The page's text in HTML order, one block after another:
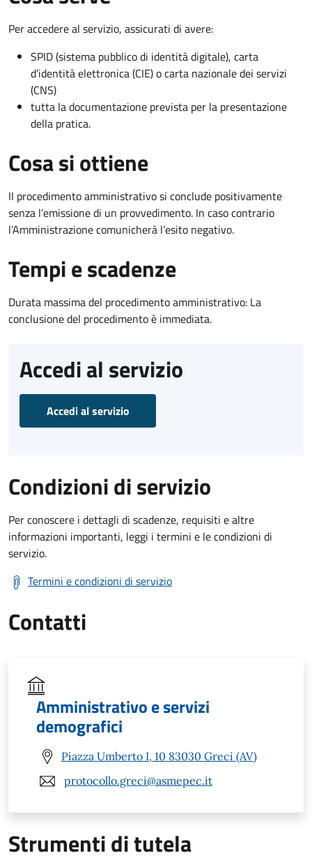
Per accedere al servizio, assicurati di avere:
SPID (sistema pubblico di identità digitale), carta
d’identità elettronica (CIE) o carta nazionale dei servizi
(CNS)
tutta la documentazione prevista per la presentazione
della pratica.
Cosa si ottiene
Il procedimento amministrativo si conclude positivamente
senza l’emissione di un provvedimento. In caso contrario
l’Amministrazione comunicherà l’esito negativo.
Tempi e scadenze
Durata massima del procedimento amministrativo: La
conclusione del procedimento è immediata.
Accedi al servizio
Accedi al servizio
Condizioni di servizio
Per conoscere i dettagli di scadenze, requisiti e altre
informazioni importanti, leggi i termini e le condizioni di
servizio.
Termini e condizioni di servizio
Contatti
Amministrativo e servizi
demografici
Piazza Umberto I, 10 83030 Greci (AV)
protocollo.greci@asmepec.it
Strumenti di tutela